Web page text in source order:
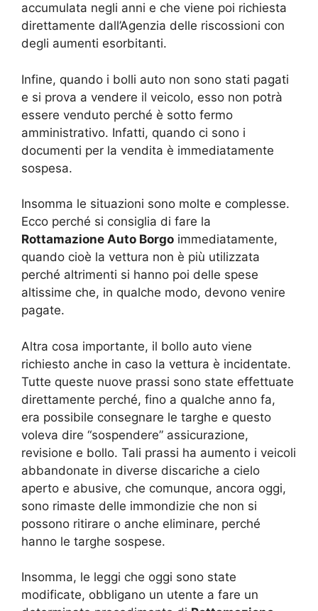
accumulata negli anni e che viene poi richiesta
direttamente dall’Agenzia delle riscossioni con
degli aumenti esorbitanti.
Infine, quando i bolli auto non sono stati pagati
e si prova a vendere il veicolo, esso non potrà
essere venduto perché è sotto fermo
amministrativo. Infatti, quando ci sono i
documenti per la vendita è immediatamente
sospesa.
Insomma le situazioni sono molte e complesse.
Ecco perché si consiglia di fare la
Rottamazione Auto Borgo immediatamente,
quando cioè la vettura non è più utilizzata
perché altrimenti si hanno poi delle spese
altissime che, in qualche modo, devono venire
pagate.
Altra cosa importante, il bollo auto viene
richiesto anche in caso la vettura è incidentate.
Tutte queste nuove prassi sono state effettuate
direttamente perché, fino a qualche anno fa,
era possibile consegnare le targhe e questo
voleva dire “sospendere” assicurazione,
revisione e bollo. Tali prassi ha aumento i veicoli
abbandonate in diverse discariche a cielo
aperto e abusive, che comunque, ancora oggi,
sono rimaste delle immondizie che non si
possono ritirare o anche eliminare, perché
hanno le targhe sospese.
Insomma, le leggi che oggi sono state
modificate, obbligano un utente a fare un